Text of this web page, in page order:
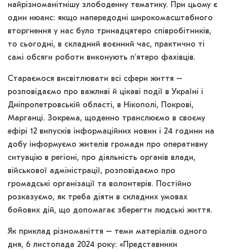
найрізноманітнішу злободенну тематику. При цьому є
один нюанс: якщо напередодні широкомасштабного
вторгнення у нас було тринадцятеро співробітників,
то сьогодні, в складний воєнний час, практично ті
самі обсяги роботи виконують п’ятеро фахівців.
Стараємося висвітлювати всі сфери життя –
розповідаємо про важливі й цікаві події в Україні і
Дніпропетровській області, в Нікополі, Покрові,
Марганці. Зокрема, щоденно транслюємо в своєму
ефірі 12 випусків інформаційних новин і 24 години на
добу інформуємо жителів громади про оперативну
ситуацію в регіоні, про діяльність органів влади,
військової адміністрації, розповідаємо про
громадські організації та волонтерів. Постійно
розказуємо, як треба діяти в складних умовах
бойових дій, що допомагає зберегти людські життя.
Як приклад різноманіття – теми матеріалів одного
дня, 6 листопада 2024 року: «Представники